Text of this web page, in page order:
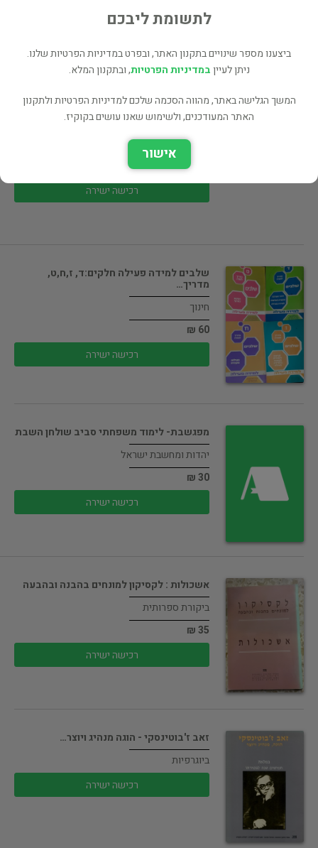
רכישה ישירה
בחינוך היסודי: 4 חוברות : למידה…
חינוך
רכישה ישירה
שלבים למידה פעילה חלקים:ד, ז,ח,ט,
מדריך…
חינוך
60 ₪
רכישה ישירה
מפגשבת- לימוד משפחתי סביב שולחן השבת
יהדות ומחשבת ישראל
30 ₪
רכישה ישירה
אשכולות : לקסיקון למונחים בהבנה ובהבעה
ביקורת ספרותית
35 ₪
רכישה ישירה
זאב ז'בוטינסקי - הוגה מנהיג ויוצר…
ביוגרפיות
רכישה ישירה
לתשומת ליבכם
ביצענו מספר שינויים בתקנון האתר, ובפרט במדיניות הפרטיות שלנו.
ניתן לעייןבמדיניות הפרטיות, ובתקנון המלא.
המשך הגלישה באתר, מהווה הסכמה שלכם למדיניות הפרטיות ולתקנון
האתר המעודכנים, ולשימוש שאנו עושים בקוקיז.
אישור